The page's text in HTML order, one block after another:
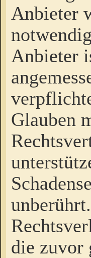
Anbieter
Anbieter
Glauben
die zuvor